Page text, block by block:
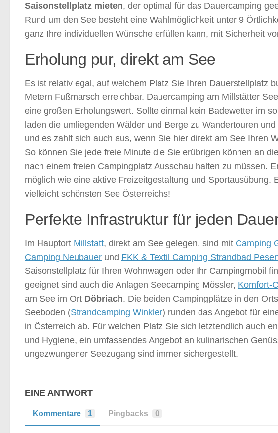
Saisonstellplatz mieten, der optimal für das Dauercamping
Rund um den See besteht eine Wahlmöglichkeit unter 9
ganz Ihre individuellen Wünsche erfüllen kann, mit Sicherheit
Erholung pur, direkt am See
Es ist relativ egal, auf welchem Platz Sie Ihren Dauerstellplatz
Metern Fußmarsch erreichbar. Dauercamping am Millstätter
eine großen Erholungswert. Sollte einmal kein Badewetter im
laden die umliegenden Wälder und Berge zu Wandertouren
und es zahlt sich auch aus, wenn Sie hier direkt am See Ihren
So können Sie jede freie Minute die Sie erübrigen können an
nach einem freien Campingplatz Ausschau halten zu müssen.
möglich wie eine aktive Freizeitgestaltung und Sportausübung.
vielleicht schönsten See Österreichs!
Perfekte Infrastruktur für jeden
Im Hauptort Millstatt, direkt am See gelegen, sind mit Camping
Camping Neubauer und FKK & Textil Camping Strandbad
Saisonstellplatz für Ihren Wohnwagen oder Ihr Campingmobil
geeignet sind auch die Anlagen Seecamping Mössler, Komfort-
am See im Ort Döbriach. Die beiden Campingplätze in den
Seeboden (Strandcamping Winkler) runden das Angebot für
in Österreich ab. Für welchen Platz Sie sich letztendlich auch
und Hygiene, ein umfassendes Angebot an kulinarischen
ungezwungener Seezugang sind immer sichergestellt.
EINE ANTWORT
Kommentare 1 Pingbacks 0